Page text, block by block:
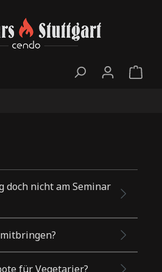
nicht am Seminar
30 Tage vor
kostenfrei storniert
Hunger!
für Vegetarier?